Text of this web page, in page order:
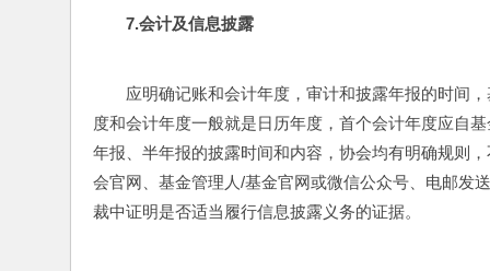
7.会计及信息披露
应明确记账和会计年度，审计和披露年报的时间
度和会计年度一般就是日历年度，首个会计年度应自
年报、半年报的披露时间和内容，协会均有明确规则
会官网、基金管理人/基金官网或微信公众号、电邮发
裁中证明是否适当履行信息披露义务的证据。